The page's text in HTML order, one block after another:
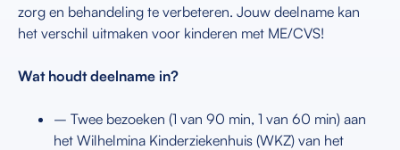
zorg en behandeling te verbeteren. Jouw deelname kan
het verschil uitmaken voor kinderen met ME/CVS!
Wat houdt deelname in?
– Twee bezoeken (1 van 90 min, 1 van 60 min) aan
het Wilhelmina Kinderziekenhuis (WKZ) van het